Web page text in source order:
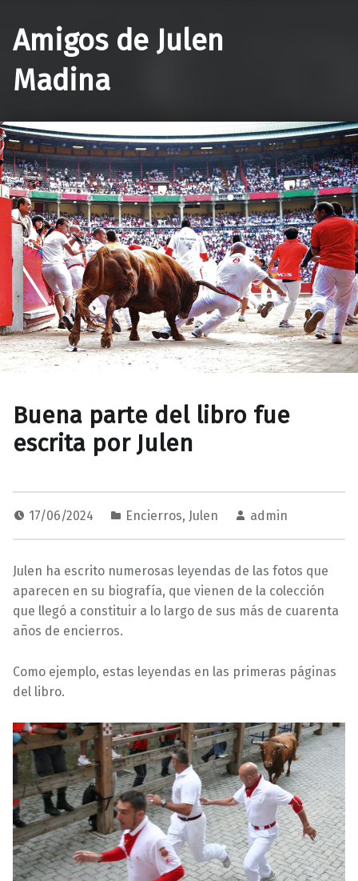
Amigos de Julen
Madina
Buena parte del libro fue
escrita por Julen
17/06/2024 Encierros, Julen admin
Julen ha escrito numerosas leyendas de las fotos que
aparecen en su biografía, que vienen de la colección
que llegó a constituir a lo largo de sus más de cuarenta
años de encierros.
Como ejemplo, estas leyendas en las primeras páginas
del libro.